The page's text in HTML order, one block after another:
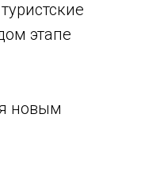
этапе
новым